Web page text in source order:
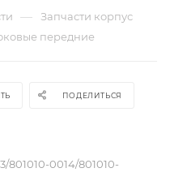
— Запчасти корпус
передние
ПОДЕЛИТЬСЯ
801010-0014/801010-